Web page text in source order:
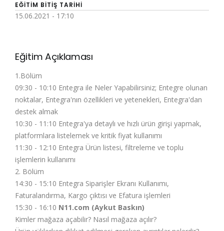
EĞITIM BITIŞ TARIHI
15.06.2021 - 17:10
Eğitim Açıklaması
1.Bölüm
09:30 - 10:10 Entegra ile Neler Yapabilirsiniz; Entegre olunan
noktalar, Entegra'nın özellikleri ve yetenekleri, Entegra'dan
destek almak
10:30 - 11:10 Entegra'ya detaylı ve hızlı ürün girişi yapmak,
platformlara listelemek ve kritik fiyat kullanımı
11:30 - 12:10 Entegra Ürün listesi, filtreleme ve toplu
işlemlerin kullanımı
2. Bölüm
14:30 - 15:10 Entegra Siparişler Ekranı Kullanımı,
Faturalandırma, Kargo çıktısı ve Efatura işlemleri
15:30 - 16:10 N11.com (Aykut Baskın)
Kimler mağaza açabilir? Nasıl mağaza açılır?